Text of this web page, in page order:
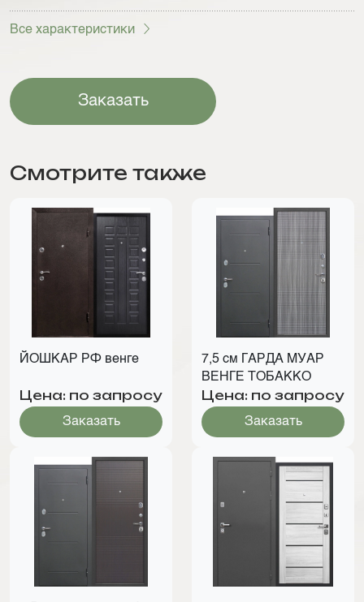
Все характеристики
Заказать
Смотрите также
ЙОШКАР РФ венге
Цена: по запросу
Заказать
7,5 см ГАРДА МУАР
ВЕНГЕ ТОБАККО
Цена: по запросу
Заказать